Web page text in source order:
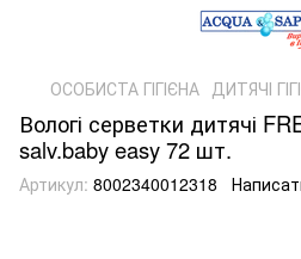
ОСОБИСТА ГІГІЄНА ДИТЯЧІ
Вологі серветки дитячі
salv.baby easy 72 шт.
Артикул: 8002340012318